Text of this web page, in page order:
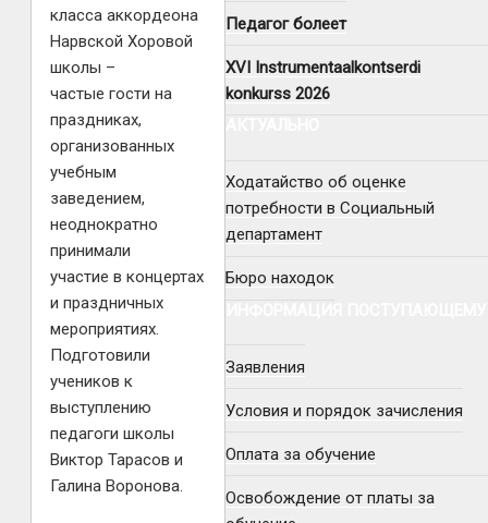
класса аккордеона
Нарвской Хоровой
школы –
частые гости на
праздниках,
организованных
учебным
заведением,
неоднократно
принимали
участие в концертах
и праздничных
мероприятиях.
Подготовили
учеников к
выступлению
педагоги школы
Виктор Тарасов и
Галина Воронова.
Педагог болеет
XVI Instrumentaalkontserdi
konkurss 2026
Ходатайство об оценке
потребности в Социальный
департамент
Бюро находок
Заявления
Условия и порядок зачисления
Оплата за обучение
Освобождение от платы за